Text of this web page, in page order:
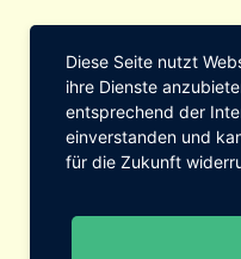
Diese Seite nutzt
ihre Dienste
entsprechend der
einverstanden und
für die Zukunft